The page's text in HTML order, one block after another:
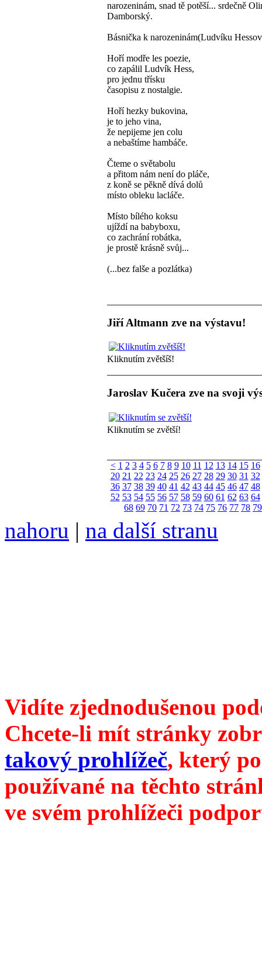
narozeninám, snad tě potěší... srdečně
Damborský.
Básnička k narozeninám(Ludvíku
Hoří modře les poezie,
co zapálil Ludvík Hess,
pro jednu třísku
časopisu z nostalgie.
Hoří hezky bukovina,
je to jeho vina,
že nepijeme jen colu
a nebaštíme hambáče.
Čteme o světabolu
a přitom nám není do pláče,
z koně se pěkně dívá dolů
místo obleku lacláče.
Místo bílého koksu
ujíždí na babyboxu,
co zachrání robátka,
je prostě krásně svůj...
(...bez falše a pozlátka)
Jiří Altmann zve na výstavu!
Kliknutím zvětšíš!
Jaroslav Kučera zve na svoji
Kliknutím se zvětší!
< 1 2 3 4 5 6 7 8 9 10 11 12 13 14 15 16
20 21 22 23 24 25 26 27 28 29 30 31 32
36 37 38 39 40 41 42 43 44 45 46 47 48
52 53 54 55 56 57 58 59 60 61 62 63 64
68 69 70 71 72 73 74 75 76 77 78 79
nahoru | na další stranu
Vidíte zjednodušenou
Chcete-li mít stránky
takový prohlížeč, který
používané na těchto
ve svém prohlížeči